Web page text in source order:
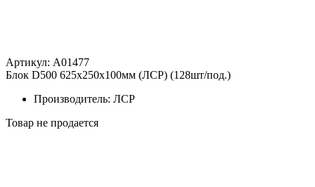
Артикул: A01477
Блок D500 625x250x100мм (ЛСР) (128шт/под.)
Производитель: ЛСР
Товар не продается